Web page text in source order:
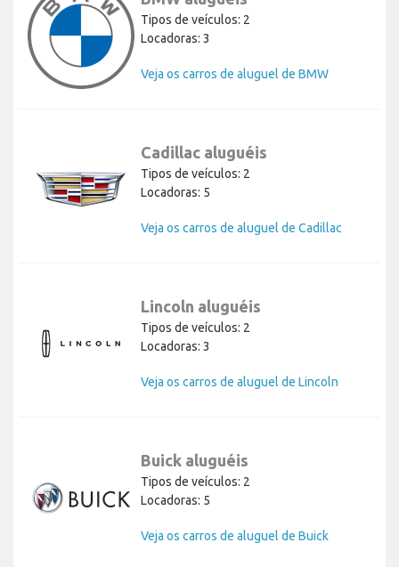
Tipos de veículos: 2
Locadoras: 3
Veja os carros de aluguel de BMW
Cadillac aluguéis
Tipos de veículos: 2
Locadoras: 5
Veja os carros de aluguel de Cadillac
Lincoln aluguéis
Tipos de veículos: 2
Locadoras: 3
Veja os carros de aluguel de Lincoln
Buick aluguéis
Tipos de veículos: 2
Locadoras: 5
Veja os carros de aluguel de Buick